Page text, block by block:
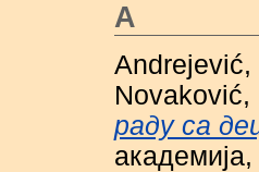
A
Andrejević,
Novaković,
раду са